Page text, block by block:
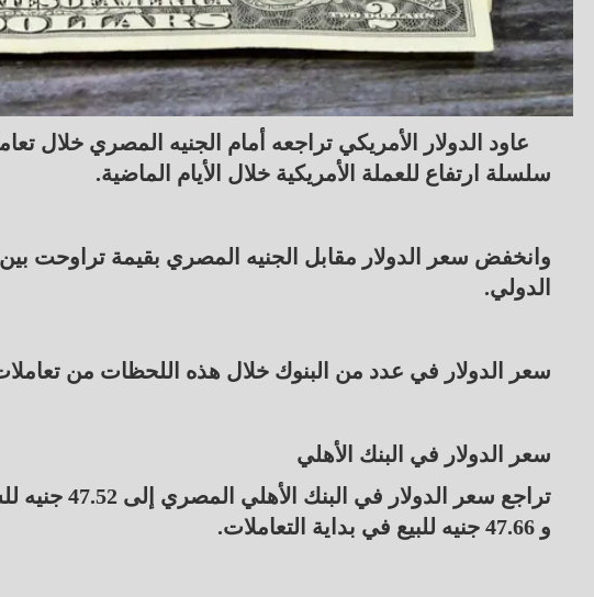
سلسلة ارتفاع للعملة الأمريكية خلال الأيام الماضية.
الدولي.
سعر الدولار في عدد من البنوك خلال هذه اللحظات من
سعر الدولار في البنك الأهلي
و 47.66 جنيه للبيع في بداية التعاملات.